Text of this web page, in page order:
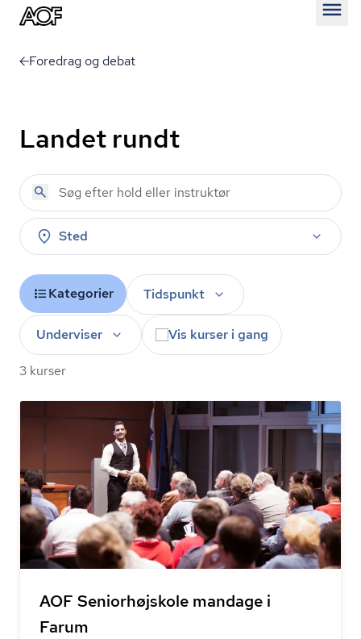
Foredrag og debat
Landet rundt
Sted
Kategorier Tidspunkt
Underviser Vis kurser i gang
3 kurser
AOF Seniorhøjskole mandage i
Farum